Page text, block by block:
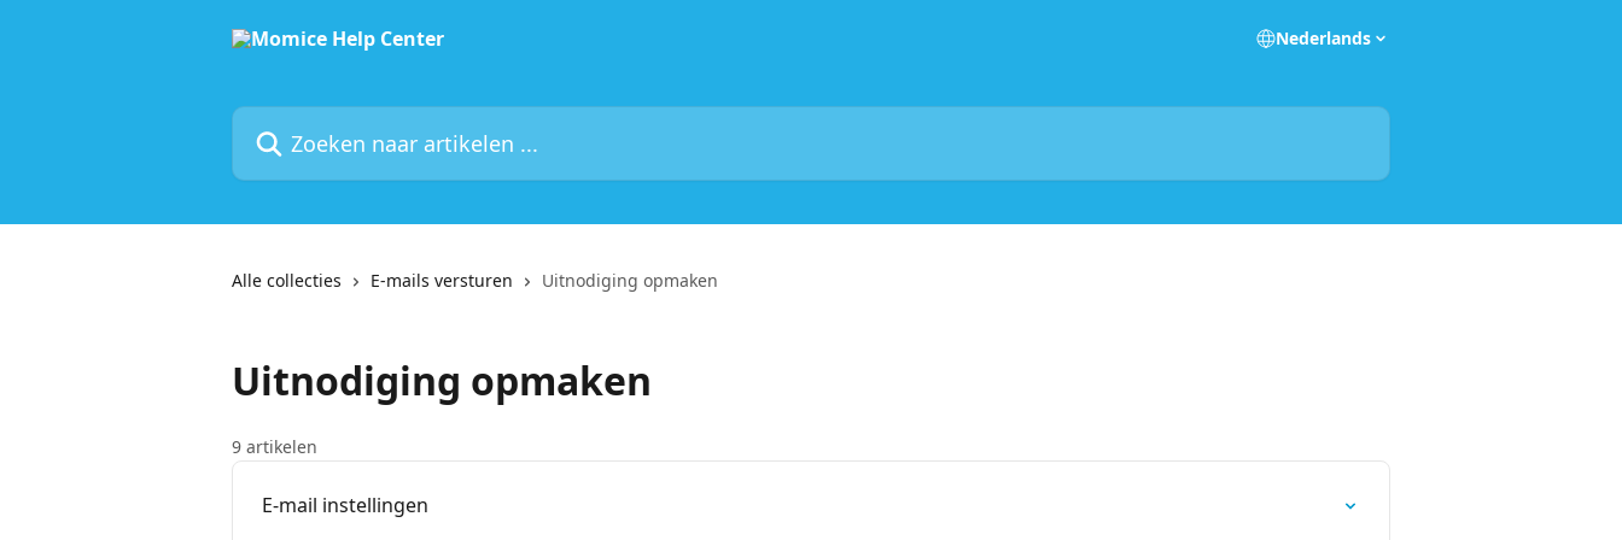
Nederlands
Zoeken naar artikelen ...
Alle collecties E-mails versturen Uitnodiging opmaken
Uitnodiging opmaken
9 artikelen
E-mail instellingen